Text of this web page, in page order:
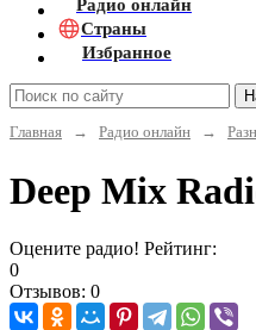
Радио онлайн
Страны
Избранное
Главная
→ Радио онлайн →
Deep Mix
Оцените радио! Рейтинг:
0
Отзывов: 0